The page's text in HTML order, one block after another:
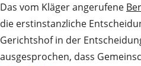
Das vom Kläger angerufene
die erstinstanzliche
Gerichtshof in der
ausgesprochen, dass